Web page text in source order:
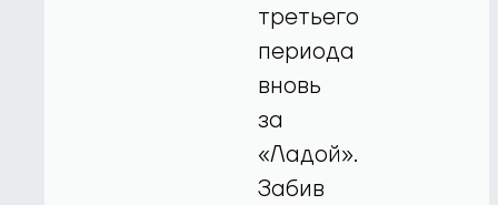
третьего
периода
вновь
за
«Ладой».
Забив